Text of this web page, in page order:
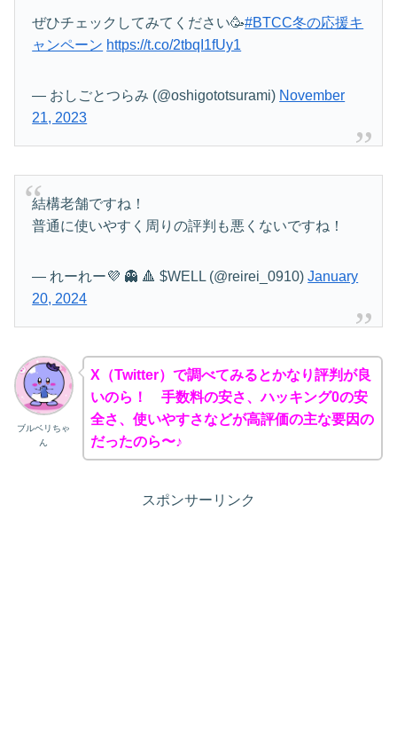
ぜひチェックしてみてください🥳#BTCC冬の応援キ
ャンペーン https://t.co/2tbqI1fUy1
— おしごとつらみ (@oshigototsurami) November
21, 2023
結構老舗ですね！
普通に使いやすく周りの評判も悪くないですね！
— れーれー💜 👻 🔺 $WELL (@reirei_0910)January
20, 2024
ブルベリちゃ
ん
X（Twitter）で調べてみるとかなり評判が良
いのら！ 手数料の安さ、ハッキング0の安
全さ、使いやすさなどが高評価の主な要因の
だったのら〜♪
スポンサーリンク